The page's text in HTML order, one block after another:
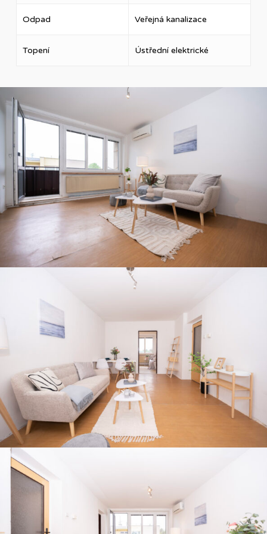
Odpad Veřejná kanalizace
Topení Ústřední elektrické